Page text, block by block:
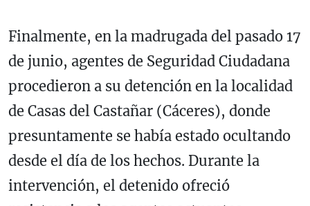
Finalmente, en la madrugada del pasado 17
de junio, agentes de Seguridad Ciudadana
procedieron a su detención en la localidad
de Casas del Castañar (Cáceres), donde
presuntamente se había estado ocultando
desde el día de los hechos. Durante la
intervención, el detenido ofreció